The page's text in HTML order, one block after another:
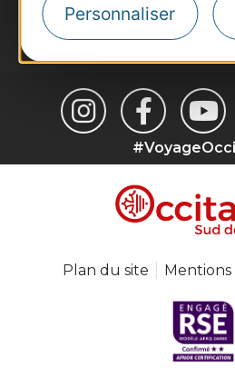
Personnaliser
Je m'abonne
Plan du site